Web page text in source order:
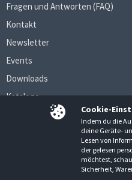
Cookie-
Indem du die
deine Geräte-
Lesen von
der gelesen
möchtest,
Sicherheit,
Fragen und Antworten (FAQ)
Kontakt
Newsletter
Events
Downloads
Kataloge
Alle Rechte vorbehalten. © Gröner-